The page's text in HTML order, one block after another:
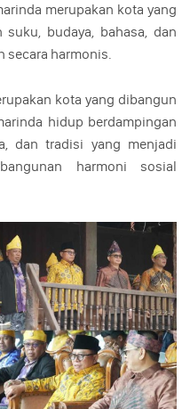
merupakan kota yang
budaya, bahasa, dan
secara harmonis.
kota yang dibangun
hidup berdampingan
dan tradisi yang menjadi
harmoni sosial